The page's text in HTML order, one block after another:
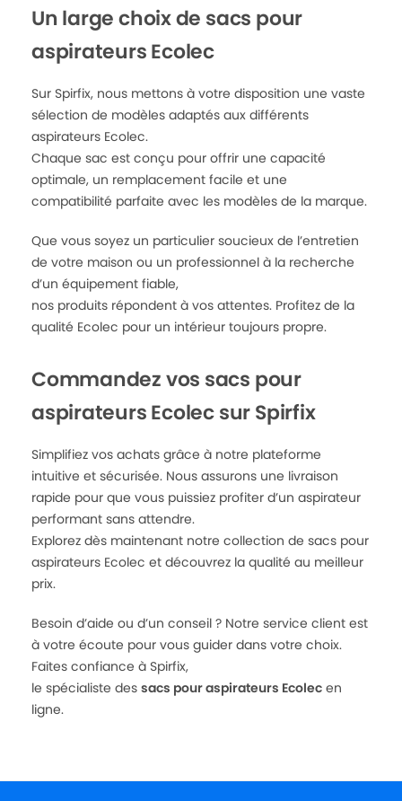
Un large choix de sacs pour
aspirateurs Ecolec
Sur Spirfix, nous mettons à votre disposition une vaste
sélection de modèles adaptés aux différents
aspirateurs Ecolec.
Chaque sac est conçu pour offrir une capacité
optimale, un remplacement facile et une
compatibilité parfaite avec les modèles de la marque.
Que vous soyez un particulier soucieux de l’entretien
de votre maison ou un professionnel à la recherche
d’un équipement fiable,
nos produits répondent à vos attentes. Profitez de la
qualité Ecolec pour un intérieur toujours propre.
Commandez vos sacs pour
aspirateurs Ecolec sur Spirfix
Simplifiez vos achats grâce à notre plateforme
intuitive et sécurisée. Nous assurons une livraison
rapide pour que vous puissiez profiter d’un aspirateur
performant sans attendre.
Explorez dès maintenant notre collection de sacs pour
aspirateurs Ecolec et découvrez la qualité au meilleur
prix.
Besoin d’aide ou d’un conseil ? Notre service client est
à votre écoute pour vous guider dans votre choix.
Faites confiance à Spirfix,
le spécialiste des sacs pour aspirateurs Ecolec en
ligne.